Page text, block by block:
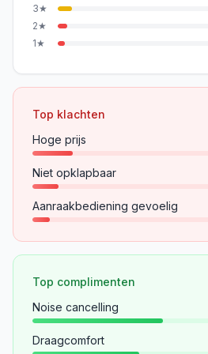
3★
2★
1★
Top klachten
Hoge prijs
Niet opklapbaar
Aanraakbediening gevoelig
Top complimenten
Noise cancelling
Draagcomfort